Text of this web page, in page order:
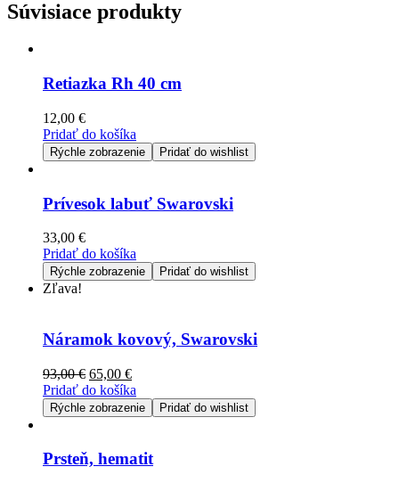
Súvisiace produkty
Retiazka Rh 40 cm
12,00 €
Pridať do košíka
Rýchle zobrazenie Pridať do wishlist
Prívesok labuť Swarovski
33,00 €
Pridať do košíka
Rýchle zobrazenie Pridať do wishlist
Zľava!
Náramok kovový, Swarovski
93,00€ 65,00 €
Pridať do košíka
Rýchle zobrazenie Pridať do wishlist
Prsteň, hematit